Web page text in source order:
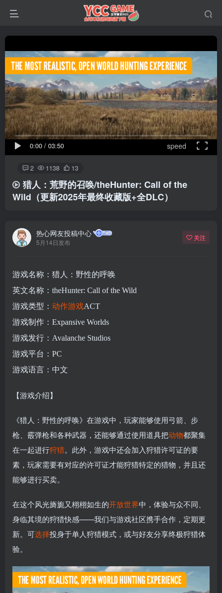
0:00 / 03:50 speed
2 1138 13
猎人：荒野的召唤/theHunter: Call of the
Wild （更新2025年最终收藏版+全DLC）
热心网友投稿中心
5月14日发布
关注
游戏名称：猎人：野性的呼唤
英文名称：theHunter: Call of the Wild
游戏类型： 动作游戏ACT
游戏制作：Expansive Worlds
游戏发行：Avalanche Studios
游戏平台：PC
游戏语言：中文
【游戏介绍】
《猎人：野性的呼唤》在游戏中，玩家能够使用弓箭、步
枪、霰弹枪和各种武器，还能够通过使用道具把动物都聚集
在一起进行狩猎。此外，游戏中还会加入狩猎许可证的要
素，玩家需要有对应的许可证才能狩猎特定的猎物，并且还
能够进行买卖。
在这个风光旖旎又栩栩如生的开放世界中，体验与众不同、
身临其境的狩猎快感——我们与游戏社区携手合作，定期更
新。可选择投身于单人狩猎模式，或与好友分享终极狩猎体
验。